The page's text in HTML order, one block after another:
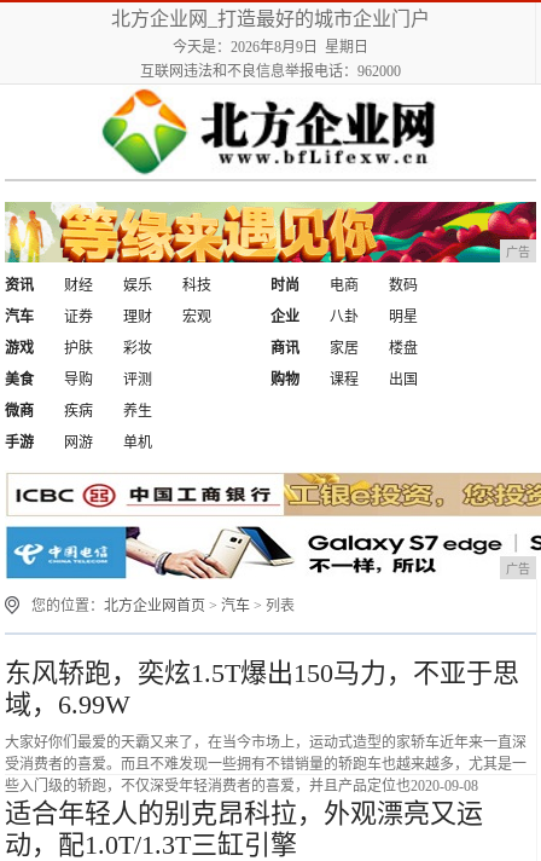
北方企业网_打造最好的城市企业门户
今天是：2026年8月9日 星期日
互联网违法和不良信息举报电话：962000
广告
资讯 财经 娱乐
科技
汽车
证券 理财 宏观
时尚 电商
数码
企业
八卦
明星
游戏
护肤
彩妆
美食
导购 评测
商讯 家居
楼盘
购物
课程
出国
微商
疾病
养生
手游
网游 单机
广告
您的位置：北方企业网首页 >汽车 > 列表
东风轿跑，奕炫1.5T爆出150马力，不亚于思
域，6.99W
大家好你们最爱的天霸又来了，在当今市场上，运动式造型的家轿车近年来一直深
受消费者的喜爱。而且不难发现一些拥有不错销量的轿跑车也越来越多，尤其是一
些入门级的轿跑，不仅深受年轻消费者的喜爱，并且产品定位也2020-09-08
适合年轻人的别克昂科拉，外观漂亮又运
动，配1.0T/1.3T三缸引擎